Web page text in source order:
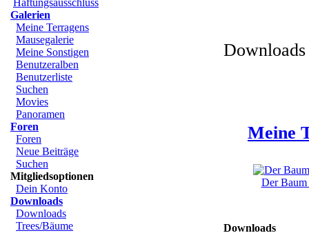
Haftungsausschluss
Galerien
Meine Terragens
Mausegalerie
Meine Sonstigen
Benutzeralben
Benutzerliste
Suchen
Movies
Panoramen
Foren
Foren
Neue Beiträge
Suchen
Mitgliedsoptionen
Dein Konto
Downloads
Downloads
Trees/Bäume
Downloads
Meine
Der
Downloads